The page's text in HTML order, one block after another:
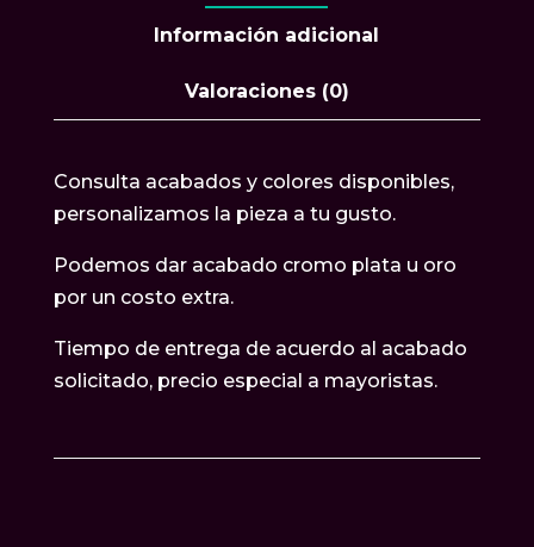
Información adicional
Valoraciones (0)
Consulta acabados y colores disponibles,
personalizamos la pieza a tu gusto.
Podemos dar acabado cromo plata u oro
por un costo extra.
Tiempo de entrega de acuerdo al acabado
solicitado, precio especial a mayoristas.